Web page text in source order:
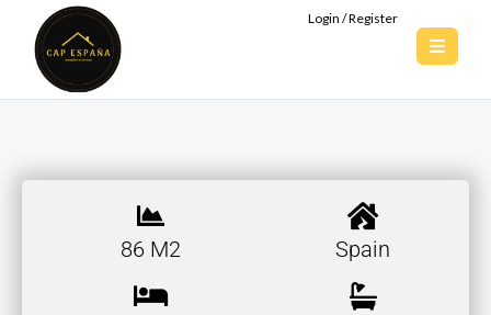
Login / Register
86 M2 Spain